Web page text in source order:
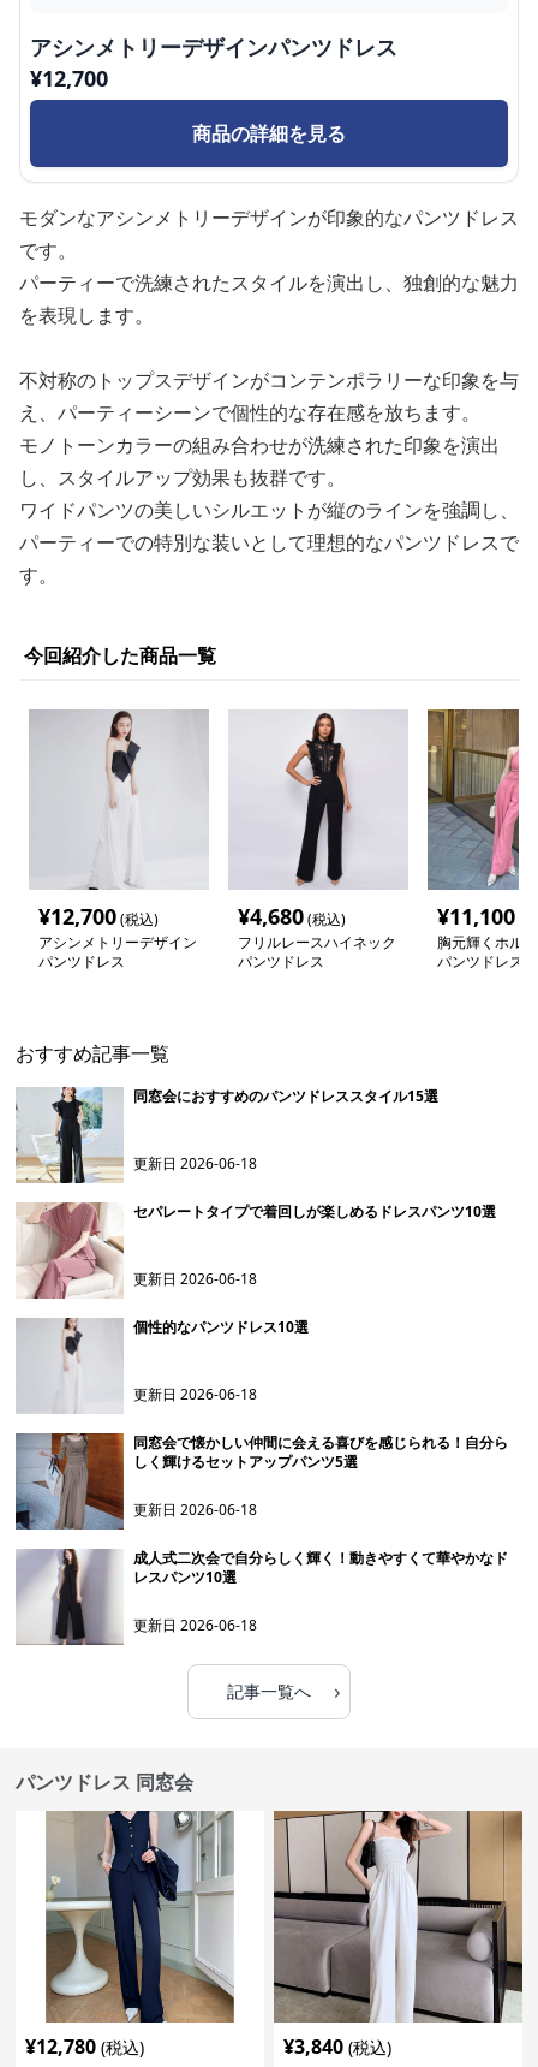
アシンメトリーデザインパンツドレス
¥12,700
商品の詳細を見る
モダンなアシンメトリーデザインが印象的なパンツドレス
です。
パーティーで洗練されたスタイルを演出し、独創的な魅力
を表現します。
不対称のトップスデザインがコンテンポラリーな印象を与
え、パーティーシーンで個性的な存在感を放ちます。
モノトーンカラーの組み合わせが洗練された印象を演出
し、スタイルアップ効果も抜群です。
ワイドパンツの美しいシルエットが縦のラインを強調し、
パーティーでの特別な装いとして理想的なパンツドレスで
す。
今回紹介した商品一覧
¥12,700(税込)
アシンメトリーデザイン
パンツドレス
¥4,680(税込)
フリルレースハイネック
パンツドレス
¥11,100
胸元輝くホル
パンツドレス
おすすめ記事一覧
同窓会におすすめのパンツドレススタイル15選
更新日2026-06-18
セパレートタイプで着回しが楽しめるドレスパンツ10選
更新日2026-06-18
個性的なパンツドレス10選
更新日2026-06-18
同窓会で懐かしい仲間に会える喜びを感じられる！自分ら
しく輝けるセットアップパンツ5選
更新日2026-06-18
成人式二次会で自分らしく輝く！動きやすくて華やかなド
レスパンツ10選
更新日2026-06-18
記事一覧へ ›
パンツドレス 同窓会
¥12,780 (税込)
¥3,840 (税込)